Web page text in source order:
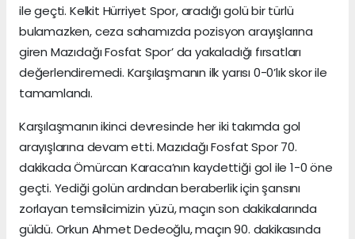
ile geçti. Kelkit Hürriyet Spor, aradığı golü bir türlü
bulamazken, ceza sahamızda pozisyon arayışlarına
giren Mazıdağı Fosfat Spor’ da yakaladığı fırsatları
değerlendiremedi. Karşılaşmanın ilk yarısı 0-0’lık skor ile
tamamlandı.
Karşılaşmanın ikinci devresinde her iki takımda gol
arayışlarına devam etti. Mazıdağı Fosfat Spor 70.
dakikada Ömürcan Karaca’nın kaydettiği gol ile 1-0 öne
geçti. Yediği golün ardından beraberlik için şansını
zorlayan temsilcimizin yüzü, maçın son dakikalarında
güldü. Orkun Ahmet Dedeoğlu, maçın 90. dakikasında